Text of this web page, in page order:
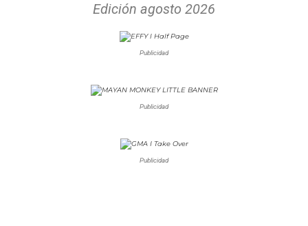
Edición agosto 2026
Publicidad
Publicidad
Publicidad